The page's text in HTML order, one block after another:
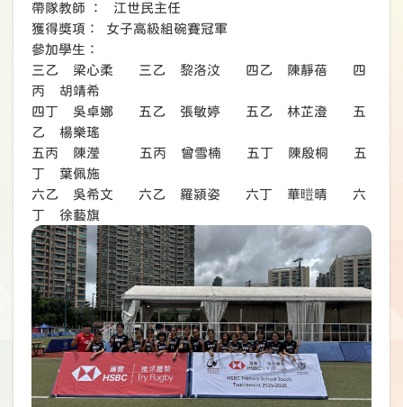
帶隊教師 ： 江世民主任
獲得獎項： 女子高級組碗賽冠軍
參加學生：
三乙 梁心柔 三乙 黎洛汶 四乙 陳靜蓓 四
丙 胡靖希
四丁 吳卓娜 五乙 張敏婷 五乙 林芷澄 五
乙 楊樂瑤
五丙 陳瀅 五丙 曾雪楠 五丁 陳殷桐 五
丁 葉佩施
六乙 吳希文 六乙 羅潁姿 六丁 華暟晴 六
丁 徐藝旗